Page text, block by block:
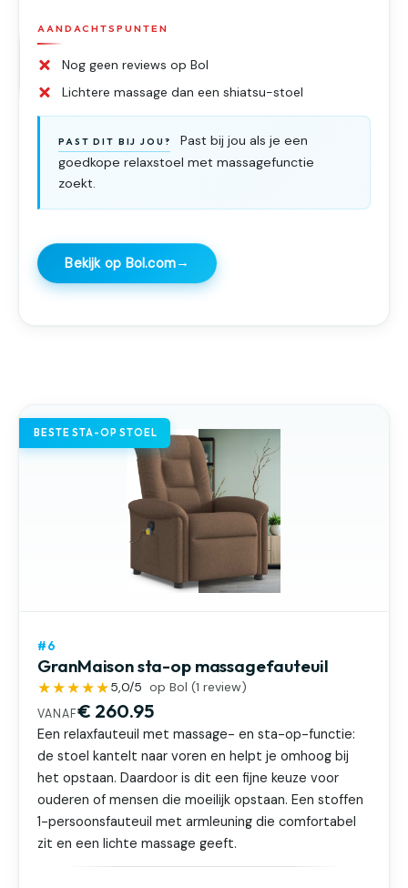
AANDACHTSPUNTEN
Nog geen reviews op Bol
Lichtere massage dan een shiatsu-stoel
PAST DIT BIJ JOU?
Past bij jou als je een
goedkope relaxstoel met massagefunctie
zoekt.
Bekijk op Bol.com→
BESTE STA-OP STOEL
#6
GranMaison sta-op massagefauteuil
★★★★★5,0/5 op Bol (1 review)
VANAF€ 260.95
Een relaxfauteuil met massage- en sta-op-functie:
de stoel kantelt naar voren en helpt je omhoog bij
het opstaan. Daardoor is dit een fijne keuze voor
ouderen of mensen die moeilijk opstaan. Een stoffen
1-persoonsfauteuil met armleuning die comfortabel
zit en een lichte massage geeft.